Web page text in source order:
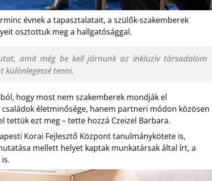
évnek a tapasztalatait, a szülők-szakemberek
osztottuk meg a hallgatósággal.
amit még be kell járnunk az inkluzív társadalom
különlegessé tenni.
hogy most nem szakemberek mondják el
életminősége, hanem partneri módon közösen
tettük ezt meg – tette hozzá Czeizel Barbara.
Korai Fejlesztő Központ tanulmánykötete is,
mellett helyet kaptak munkatársak által írt, a